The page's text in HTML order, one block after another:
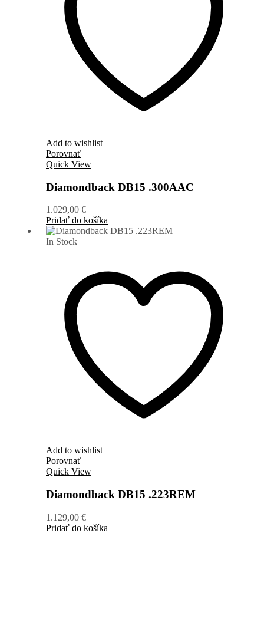
Add to wishlist
Porovnať
Quick View
Diamondback DB15 .300AAC
1.029,00 €
Pridať do košíka
In Stock
Add to wishlist
Porovnať
Quick View
Diamondback DB15 .223REM
1.129,00 €
Pridať do košíka